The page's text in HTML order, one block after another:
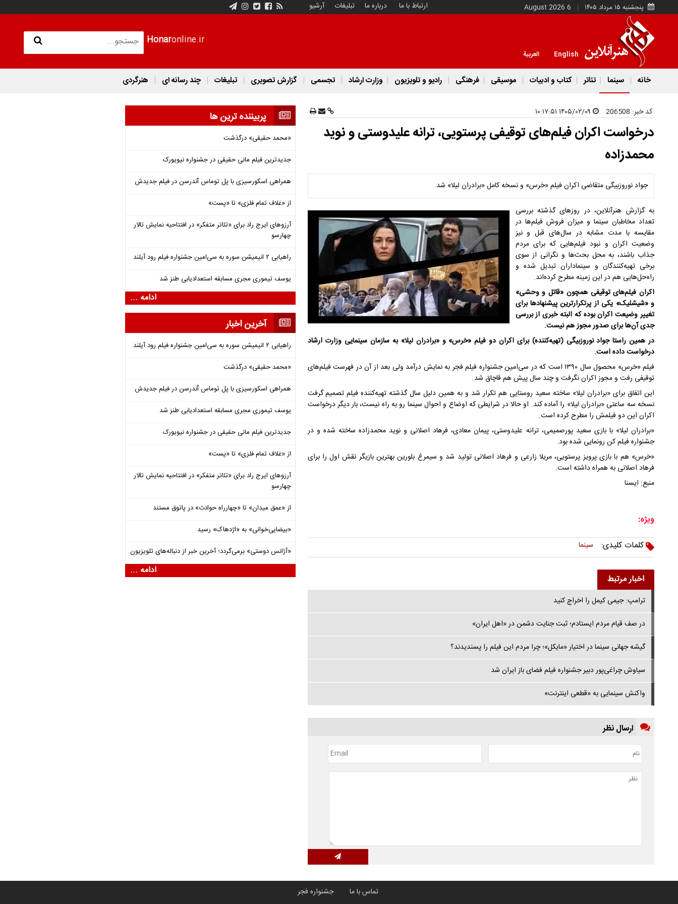
پنجشنبه ۱۵ مرداد ۱۴۰۵ 6 August 2026 ارتباط با ما درباره ما تبلیغات آرشیو
Honaronline.ir
English العربية
خانه سینما تئاتر کتاب و ادبیات موسیقی فرهنگی رادیو و تلویزیون وزارت ارشاد تجسمی گزارش تصویری تبلیغات چند رسانه ای هنرگردی
کد خبر: 206508
درخواست اکران فیلم‌های توقیفی‌ پرستویی، ترانه علیدوستی و نوید
محمدزاده
جواد نوروزبیگی متقاضی اکران فیلم «خرس» و نسخه کامل «برادران لیلا» شد.
به گزارش هنرآنلاین، در روزهای گذشته بررسی
تعداد مخاطبان سینما و میزان فروش فیلم‌ها در
مقایسه با مدت‌ مشابه در سال‌های قبل و نیز
وضعیت اکران و نبود فیلم‌هایی که برای مردم
جذاب باشند، به محل بحث‌ها و نگرانی از سوی
برخی تهیه‌کنندگان و سینماداران تبدیل شده و
راه‌حل‌هایی هم در این زمینه مطرح کرده‌اند.
اکران فیلم‌های توقیفی همچون «قاتل و وحشی»
و «شیشلیک» یکی از پرتکرارترین پیشنهادها برای
تغییر وضیعت اکران بوده که البته خبری از بررسی
جدی آن‌ها برای صدور مجوز هم نیست.
در همین راستا جواد نوروزبیگی (تهیه‌کننده) برای اکران دو فیلم «خرس» و «برادران لیلا» به سازمان سینمایی وزارت ارشاد
درخواست داده است.
فیلم «خرس» محصول سال ۱۳۹۰ است که در سی‌امین جشنواره فیلم فجر به نمایش درآمد ولی بعد از آن در فهرست فیلم‌های
توقیفی رفت و مجوز اکران نگرفت و چند سال پیش هم قاچاق شد.
این اتفاق برای «برادران لیلا» ساخته سعید روستایی هم تکرار شد و به همین دلیل سال گذشته تهیه‌کننده فیلم تصمیم گرفت
نسخه سه ساعتی «برادران لیلا» را آماده کند. او حالا در شرایطی که اوضاع و احوال سینما رو به راه نیست، بار دیگر درخواست
اکران این دو فیلمش را مطرح کرده است.
«برادران لیلا» با بازی سعید پورصمیمی، ترانه علیدوستی، پیمان معادی، فرهاد اصلانی و نوید محمدزاده ساخته شده و در
جشنواره فیلم کن رونمایی شده بود.
«خرس» هم با بازی پرویز پرستویی، مریلا زارعی و فرهاد اصلانی تولید شد و سیمرغ بلورین بهترین بازیگر نقش اول را برای
فرهاد اصلانی به همراه داشته است.
منبع: ایسنا
ویژه:
کلمات کلیدی:
سینما
اخبار مرتبط
ترامپ: جیمی کیمل را اخراج کنید
در صف قیام مردم ایستادم؛ ثبت جنایت دشمن در «اهل ایران»
گیشه جهانی سینما در اختیار «مایکل»؛ چرا مردم این فیلم را پسندیدند؟
سیاوش چراغی‌پور دبیر جشنواره فیلم فضای باز ایران شد
واکنش سینمایی به «قطعی اینترنت»
ارسال نظر
پربیننده ترین ها
«محمد حقیقی» درگذشت
جدیدترین فیلم مانی حقیقی در جشنواره نیویورک
همراهی اسکورسیزی با پل توماس ٱندرسن در فیلم جدیدش
از «غلاف تمام فلزی» تا «پست»
آرزوهای ایرج راد برای «تئاتر متفکر» در افتتاحیه نمایش تالار
چهارسو
راهیابی ۲ انیمیشن سوره به سی‌امین جشنواره فیلم رود آیلند
یوسف تیموری مجری مسابقه استعدادیابی طنز شد
ادامه ...
آخرین اخبار
راهیابی ۲ انیمیشن سوره به سی‌امین جشنواره فیلم رود آیلند
«محمد حقیقی» درگذشت
همراهی اسکورسیزی با پل توماس ٱندرسن در فیلم جدیدش
یوسف تیموری مجری مسابقه استعدادیابی طنز شد
جدیدترین فیلم مانی حقیقی در جشنواره نیویورک
از «غلاف تمام فلزی» تا «پست»
آرزوهای ایرج راد برای «تئاتر متفکر» در افتتاحیه نمایش تالار
چهارسو
از «عمق میدان» تا «چهارراه حوادث» در پاتوق مستند
«بیضایی‌خوانی» به «اژدهاک» رسید
«آژانس دوستی» برمی‌گردد؛ آخرین خبر از دنباله‌های تلویزیون
ادامه ...
تماس با ما جشنواره فجر